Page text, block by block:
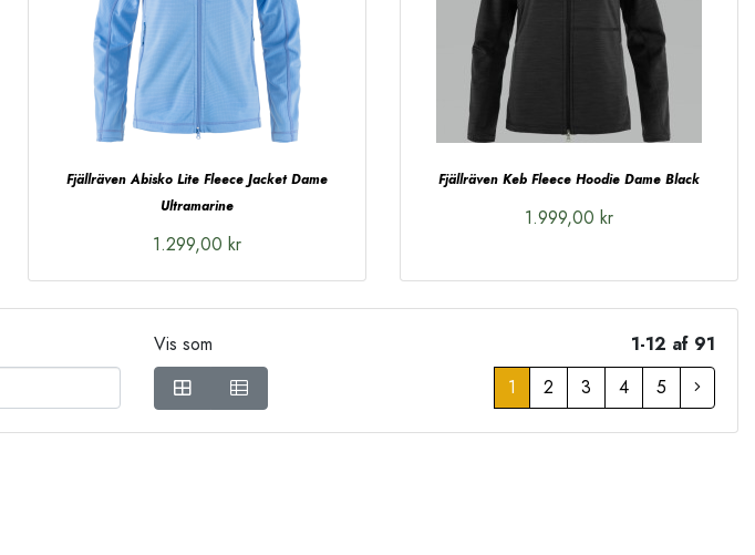
Fjällräven Abisko Lite Fleece Jacket Dame
Ultramarine
1.299,00 kr
Fjällräven Keb Fleece Hoodie Dame Black
1.999,00 kr
Vis som
1-12 af 91
1
2 3 4 5